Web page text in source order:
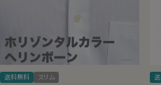
送料無料 スリム